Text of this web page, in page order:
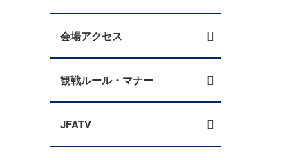
会場アクセス
観戦ルール・マナー
JFATV